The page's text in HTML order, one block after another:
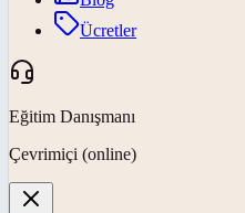
Ücretler
Eğitim Danışmanı
Çevrimiçi (online)